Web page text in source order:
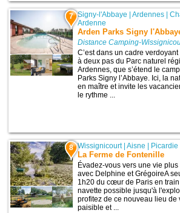
7 Signy-l'Abbaye |Ardennes |
Ardenne
Arden Parks Signy
Distance Camping-
C’est dans un cadre
à deux pas du Parc naturel
Ardennes, que s’étend le
Parks Signy l’Abbaye. Ici, la
en maître et invite les
le rythme ...
8 Wissignicourt|Aisne Picardie
La Ferme de Fontenille
Évadez-vous vers une vie plus
avec Delphine et GrégoireA
1h20 du cœur de Paris en
navette possible jusqu'à
profitez de ce nouveau lieu de
paisible et ...